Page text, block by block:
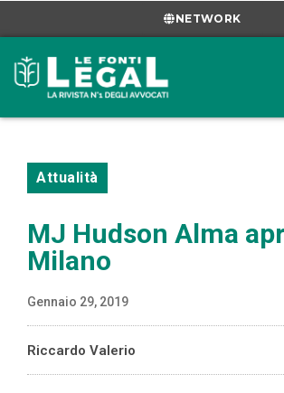
NETWORK
Attualità
MJ Hudson Alma
Milano
Gennaio 29, 2019
Riccardo Valerio